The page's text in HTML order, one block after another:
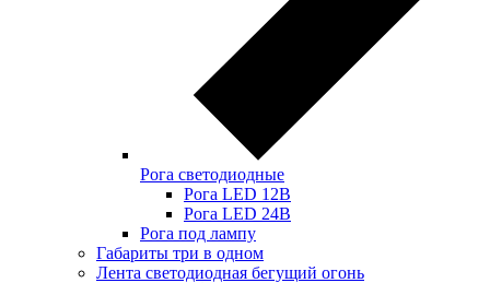
Рога светодиодные
Рога LED 12В
Рога LED 24В
Рога под лампу
Габариты три в одном
Лента светодиодная бегущий огонь